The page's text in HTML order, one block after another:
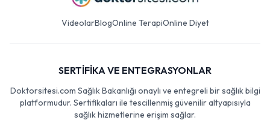
VideolarBlogOnline TerapiOnline Diyet
SERTİFİKA VE ENTEGRASYONLAR
Doktorsitesi.com Sağlık Bakanlığı onaylı ve entegreli bir sağlık bilgi
platformudur. Sertifikaları ile tescillenmiş güvenilir altyapısıyla
sağlık hizmetlerine erişim sağlar.